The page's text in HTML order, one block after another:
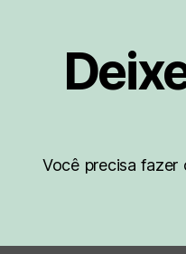
Você precisa fazer